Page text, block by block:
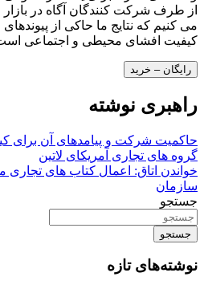
از طرف شرکت کنندگان آگاه در
می کنیم که نتایج ما حاکی از
کیفیت افشای محیطی و اجتماعی
رایگان – خرید
راهبری نوشته
حاکمیت شرکت و پیامدهای آن برای
گروه های تجاری آمریکای لاتین
خواندن اتاق: اعمال کتاب های تجاری
سازمان
جستجو
جستجو
نوشته‌های تازه